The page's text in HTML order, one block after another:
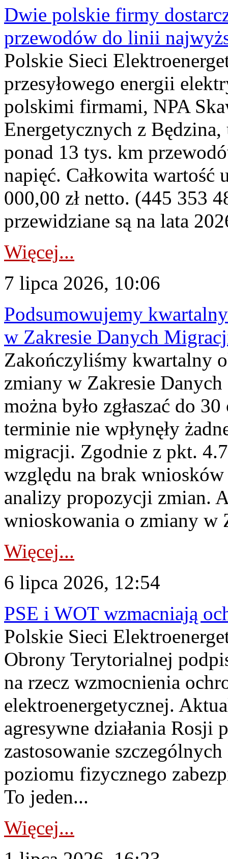
Dwie polskie firmy
przewodów do linii
Polskie Sieci
przesyłowego energii
polskimi firmami, NPA
Energetycznych z
ponad 13 tys. km
napięć. Całkowita
000,00 zł netto. (445 353
przewidziane są na lata
Więcej...
7 lipca 2026, 10:06
Podsumowujemy
w Zakresie Danych
Zakończyliśmy kwartalny
zmiany w Zakresie
można było zgłaszać do
terminie nie wpłynęły
migracji. Zgodnie z pkt.
względu na brak
analizy propozycji zmian.
wnioskowania o zmiany w
Więcej...
6 lipca 2026, 12:54
PSE i WOT wzmacniają
Polskie Sieci
Obrony Terytorialnej
na rzecz wzmocnienia
elektroenergetycznej.
agresywne działania Rosji
zastosowanie
poziomu fizycznego
To jeden...
Więcej...